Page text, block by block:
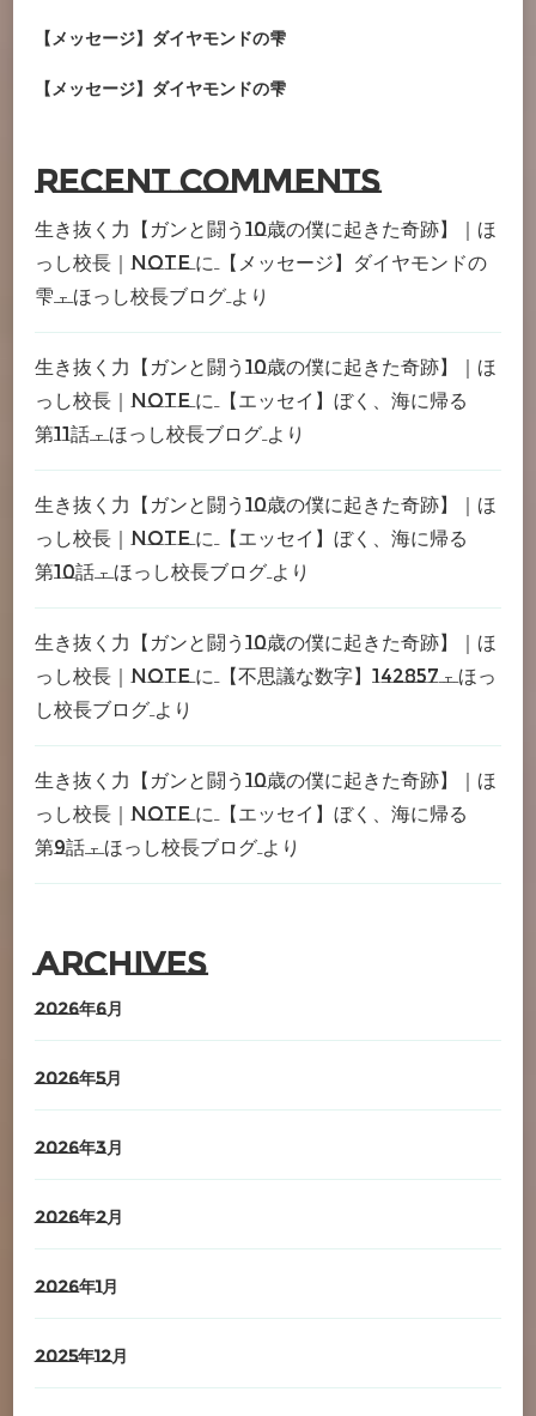
【メッセージ】ダイヤモンドの雫
【メッセージ】ダイヤモンドの雫
Recent Comments
生き抜く力【ガンと闘う10歳の僕に起きた奇跡】｜ほ
っし校長｜note に
【メッセージ】ダイヤモンドの
雫 – ほっし校長ブログ より
生き抜く力【ガンと闘う10歳の僕に起きた奇跡】｜ほ
っし校長｜note に
【エッセイ】ぼく、海に帰る
第11話 – ほっし校長ブログ より
生き抜く力【ガンと闘う10歳の僕に起きた奇跡】｜ほ
っし校長｜note に
【エッセイ】ぼく、海に帰る
第10話 – ほっし校長ブログ より
生き抜く力【ガンと闘う10歳の僕に起きた奇跡】｜ほ
っし校長｜note に
【不思議な数字】142857 – ほっ
し校長ブログ より
生き抜く力【ガンと闘う10歳の僕に起きた奇跡】｜ほ
っし校長｜note に
【エッセイ】ぼく、海に帰る
第9話 – ほっし校長ブログ より
Archives
2026年6月
2026年5月
2026年3月
2026年2月
2026年1月
2025年12月